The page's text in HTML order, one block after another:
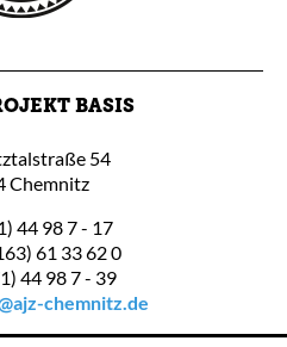
BASIS
54
Chemnitz
44 98 7 - 17
61 33 62 0
44 98 7 - 39
chemnitz.de